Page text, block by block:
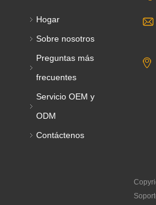
Hogar
Sobre nosotros
Preguntas más
frecuentes
Servicio OEM y
ODM
Contáctenos